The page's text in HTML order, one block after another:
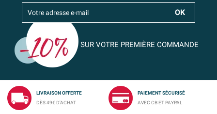
SUR VOTRE PREMIÈRE COMMANDE
LIVRAISON OFFERTE
DÈS 49€ D'ACHAT
PAIEMENT SÉCURISÉ
AVEC CB ET PAYPAL